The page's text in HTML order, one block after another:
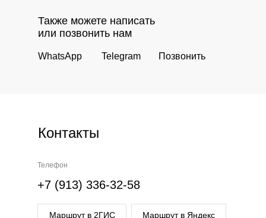
Позвонить
Telegram
WhatsApp
Также можете написать
или позвонить нам
Контакты
Телефон
+7 (913) 336-32-58
Маршрут в 2ГИС Маршрут в Яндекс